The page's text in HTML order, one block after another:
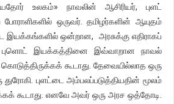
உலகம்» நாவலின் ஆசிரியர், புளட்
ஒருவர். தமிழர்களின் ஆயுதம்
இயக்கங்களில் ஒன்றான, அரசுக்கு எதிராகப்
புளொட் இயக்கத்தினை இவ்வாறான நாவல்
கூடாது. தேவையில்லாத ஒரு
புளட்டை அம்பலப்படுத்தியதின் மூலம்
கூடாது. எனவே அவர் ஒரு அரச ஒத்தோடி.